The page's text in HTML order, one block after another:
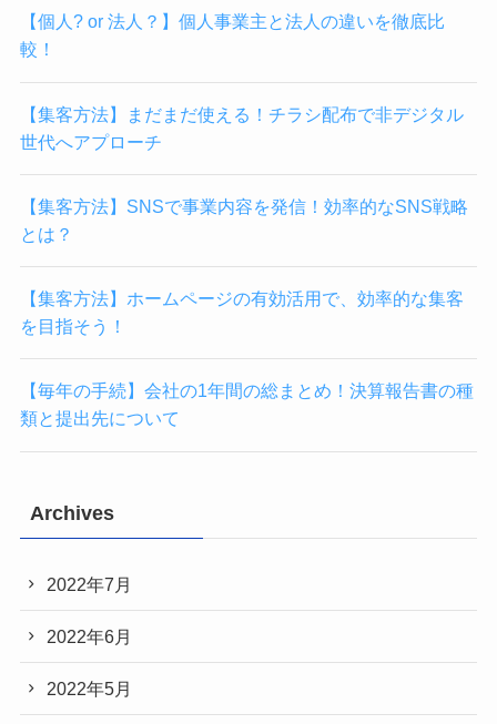
【個人? or 法人？】個人事業主と法人の違いを徹底比
較！
【集客方法】まだまだ使える！チラシ配布で非デジタル
世代へアプローチ
【集客方法】SNSで事業内容を発信！効率的なSNS戦略
とは？
【集客方法】ホームページの有効活用で、効率的な集客
を目指そう！
【毎年の手続】会社の1年間の総まとめ！決算報告書の種
類と提出先について
Archives
2022年7月
2022年6月
2022年5月